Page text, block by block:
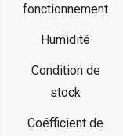
fonctionnement
Humidité
Condition de
stock
Coéfficient de